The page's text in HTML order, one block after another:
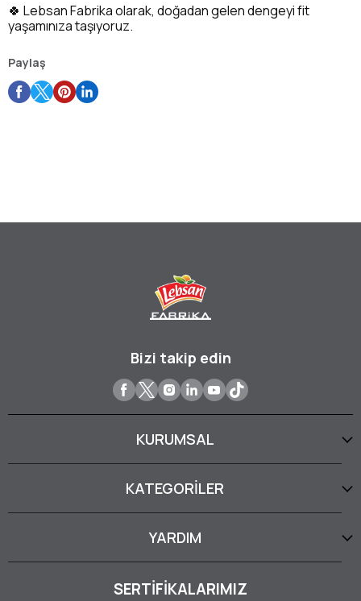
Paylaş
🍀 Lebsan Fabrika olarak, doğadan gelen dengeyi fit
yaşamınıza taşıyoruz.
Bizi takip edin
KURUMSAL
KATEGORİLER
YARDIM
SERTİFİKALARIMIZ